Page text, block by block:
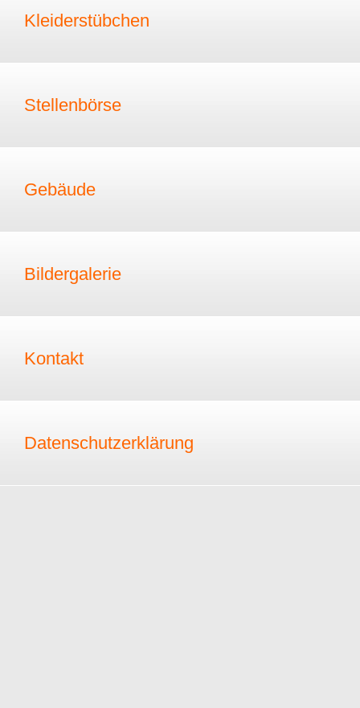
Kleiderstübchen
Stellenbörse
Gebäude
Bildergalerie
Kontakt
Datenschutzerklärung